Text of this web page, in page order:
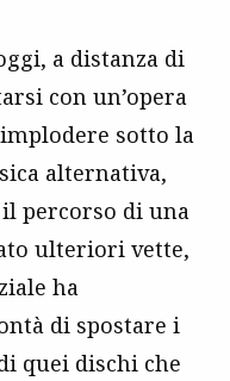
a distanza di
con un’opera
sotto la
alternativa,
percorso di una
ulteriori vette,
ha
di spostare i
quei dischi che